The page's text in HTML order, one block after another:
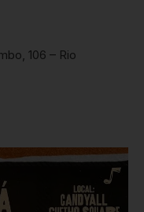
106 – Rio